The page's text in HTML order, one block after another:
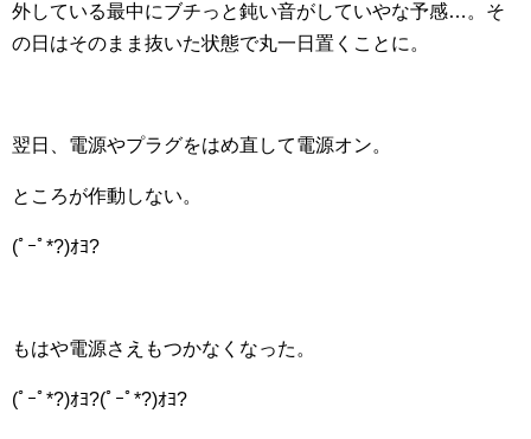
外している最中にブチっと鈍い音がしていやな予感…。そ
の日はそのまま抜いた状態で丸一日置くことに。
翌日、電源やプラグをはめ直して電源オン。
ところが作動しない。
(ﾟｰﾟ*?)ｵﾖ?
もはや電源さえもつかなくなった。
(ﾟｰﾟ*?)ｵﾖ?(ﾟｰﾟ*?)ｵﾖ?